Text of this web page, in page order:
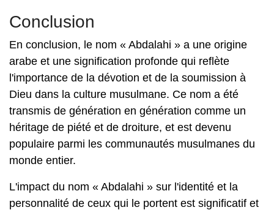
Conclusion
En conclusion, le nom « Abdalahi » a une origine
arabe et une signification profonde qui reflète
l'importance de la dévotion et de la soumission à
Dieu dans la culture musulmane. Ce nom a été
transmis de génération en génération comme un
héritage de piété et de droiture, et est devenu
populaire parmi les communautés musulmanes du
monde entier.
L'impact du nom « Abdalahi » sur l'identité et la
personnalité de ceux qui le portent est significatif et